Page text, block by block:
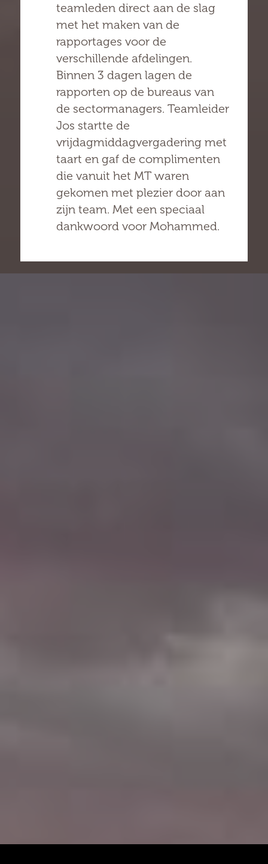
teamleden direct aan de slag
met het maken van de
rapportages voor de
verschillende afdelingen.
Binnen 3 dagen lagen de
rapporten op de bureaus van
de sectormanagers. Teamleider
Jos startte de
vrijdagmiddagvergadering met
taart en gaf de complimenten
die vanuit het MT waren
gekomen met plezier door aan
zijn team. Met een speciaal
dankwoord voor Mohammed.